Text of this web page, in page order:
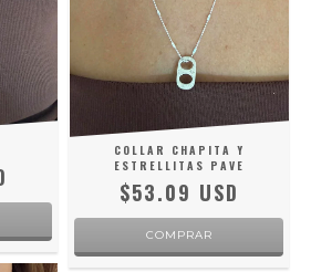
COLLAR CHAPITA Y
ESTRELLITAS PAVE
$53.09 USD